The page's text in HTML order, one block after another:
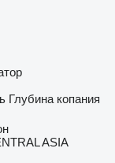
Глубина копания
ASIA